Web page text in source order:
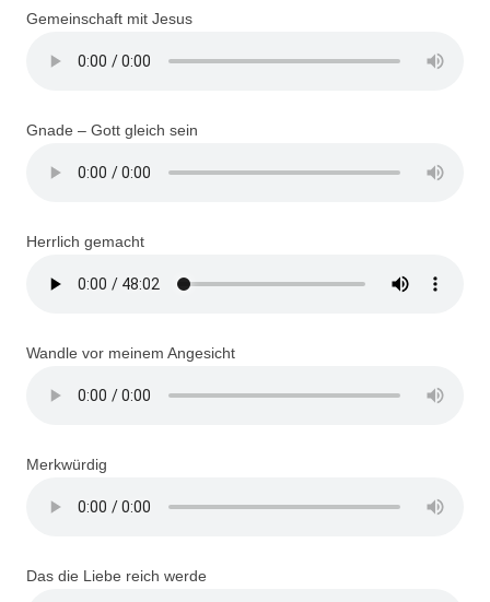
Gemeinschaft mit Jesus
Gnade – Gott gleich sein
Herrlich gemacht
Wandle vor meinem Angesicht
Merkwürdig
Das die Liebe reich werde